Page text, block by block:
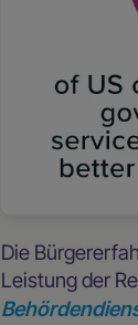
Die
Leistung der